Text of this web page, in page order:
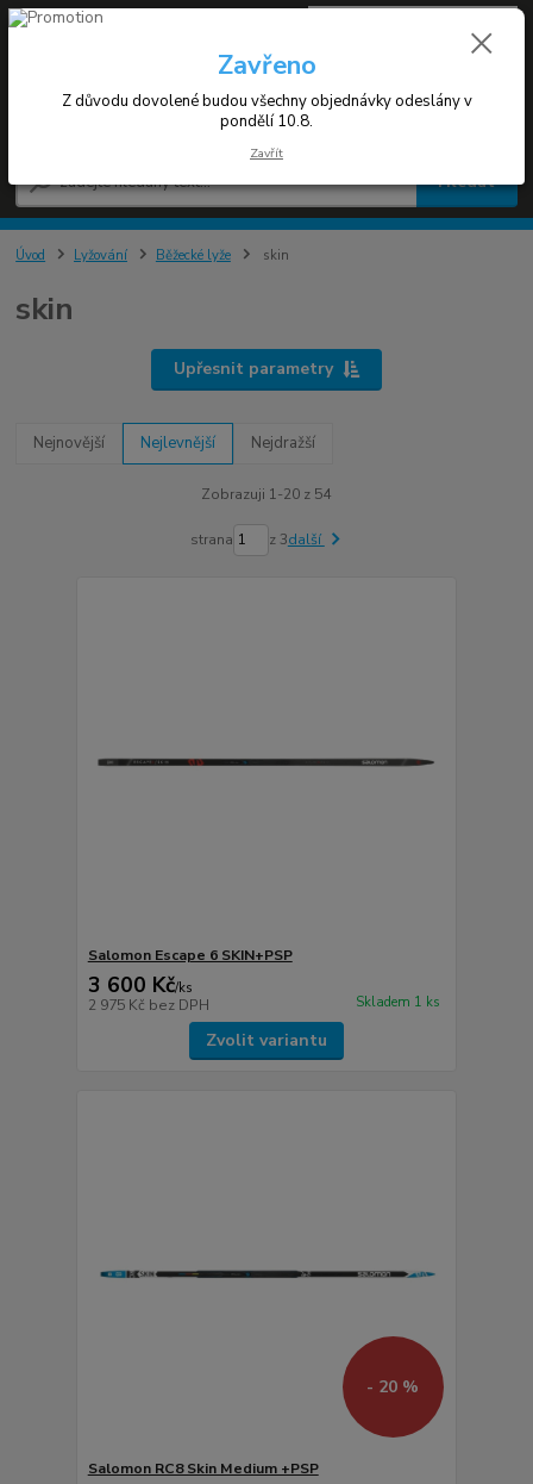
Menu
Hledat
+420 608 030 119
0 Kč
Úvod Lyžování Běžecké lyže skin
skin
Upřesnit parametry
Nejnovější Nejlevnější Nejdražší
Zobrazuji 1-20 z 54
strana z 3další
Salomon Escape 6 SKIN+PSP
3 600 Kč/ks
2 975 Kč bez DPH Skladem 1 ks
Zvolit variantu
- 20 %
Salomon RC8 Skin Medium +PSP
Zavřeno
Z důvodu dovolené budou všechny objednávky odeslány v
pondělí 10.8.
Zavřít